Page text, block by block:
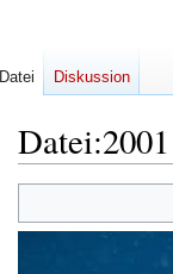
Datei:
Navigation
Suche
Datei Diskussion